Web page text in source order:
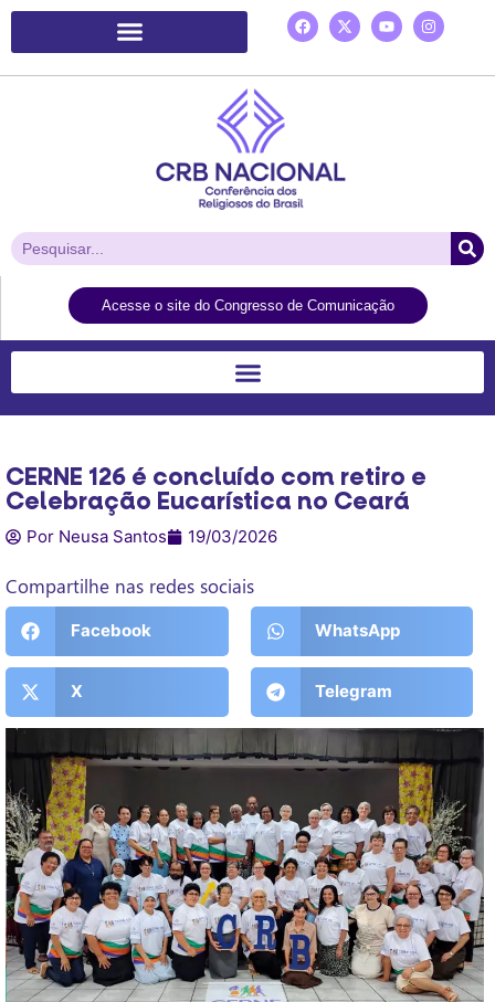
Acesse o site do Congresso de Comunicação
CERNE 126 é concluído com retiro e
Celebração Eucarística no Ceará
Por Neusa Santos 19/03/2026
Compartilhe nas redes sociais
Facebook WhatsApp
X Telegram